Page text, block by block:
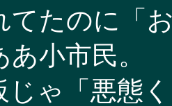
てたのに「
小市民。
じゃ「悪態